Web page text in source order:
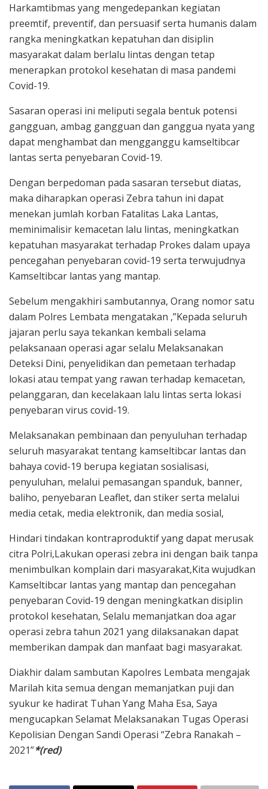
Harkamtibmas yang mengedepankan kegiatan
preemtif, preventif, dan persuasif serta humanis dalam
rangka meningkatkan kepatuhan dan disiplin
masyarakat dalam berlalu lintas dengan tetap
menerapkan protokol kesehatan di masa pandemi
Covid-19.
Sasaran operasi ini meliputi segala bentuk potensi
gangguan, ambag gangguan dan ganggua nyata yang
dapat menghambat dan mengganggu kamseltibcar
lantas serta penyebaran Covid-19.
Dengan berpedoman pada sasaran tersebut diatas,
maka diharapkan operasi Zebra tahun ini dapat
menekan jumlah korban Fatalitas Laka Lantas,
meminimalisir kemacetan lalu lintas, meningkatkan
kepatuhan masyarakat terhadap Prokes dalam upaya
pencegahan penyebaran covid-19 serta terwujudnya
Kamseltibcar lantas yang mantap.
Sebelum mengakhiri sambutannya, Orang nomor satu
dalam Polres Lembata mengatakan ,”Kepada seluruh
jajaran perlu saya tekankan kembali selama
pelaksanaan operasi agar selalu Melaksanakan
Deteksi Dini, penyelidikan dan pemetaan terhadap
lokasi atau tempat yang rawan terhadap kemacetan,
pelanggaran, dan kecelakaan lalu lintas serta lokasi
penyebaran virus covid-19.
Melaksanakan pembinaan dan penyuluhan terhadap
seluruh masyarakat tentang kamseltibcar lantas dan
bahaya covid-19 berupa kegiatan sosialisasi,
penyuluhan, melalui pemasangan spanduk, banner,
baliho, penyebaran Leaflet, dan stiker serta melalui
media cetak, media elektronik, dan media sosial,
Hindari tindakan kontraproduktif yang dapat merusak
citra Polri,Lakukan operasi zebra ini dengan baik tanpa
menimbulkan komplain dari masyarakat,Kita wujudkan
Kamseltibcar lantas yang mantap dan pencegahan
penyebaran Covid-19 dengan meningkatkan disiplin
protokol kesehatan, Selalu memanjatkan doa agar
operasi zebra tahun 2021 yang dilaksanakan dapat
memberikan dampak dan manfaat bagi masyarakat.
Diakhir dalam sambutan Kapolres Lembata mengajak
Marilah kita semua dengan memanjatkan puji dan
syukur ke hadirat Tuhan Yang Maha Esa, Saya
mengucapkan Selamat Melaksanakan Tugas Operasi
Kepolisian Dengan Sandi Operasi “Zebra Ranakah –
2021”*(red)